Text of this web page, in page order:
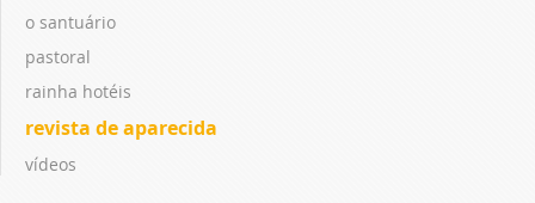
o santuário
pastoral
rainha hotéis
revista de aparecida
vídeos